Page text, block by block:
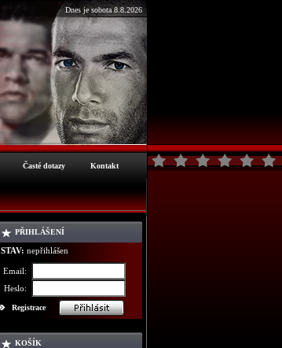
Dnes je sobota 8.8.2026
Časté dotazy Kontakt
PŘIHLÁŠENÍ
STAV: nepřihlášen
Email:
Heslo:
Registrace
KOŠÍK